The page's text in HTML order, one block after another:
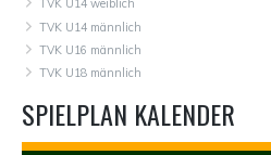
TVK U14 weiblich
TVK U14 männlich
TVK U16 männlich
TVK U18 männlich
SPIELPLAN KALENDER